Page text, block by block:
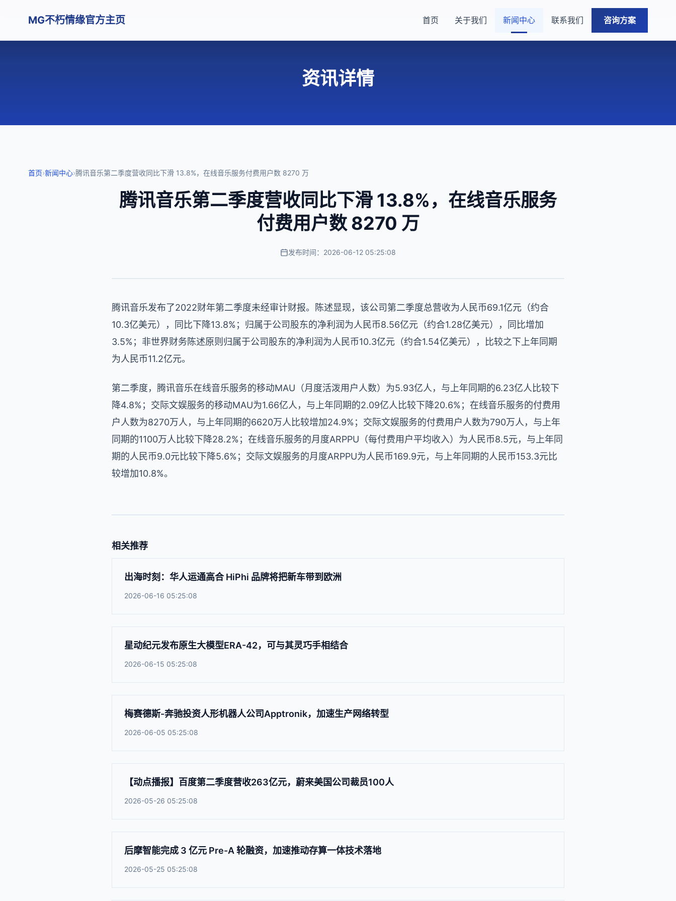
MG不朽情缘官方主页 首页 关于我们 新闻中心 联系我们 咨询方案
资讯详情
首页›新闻中心›腾讯音乐第二季度营收同比下滑 13.8%，在线音乐服务付费用户数 8270 万
腾讯音乐第二季度营收同比下滑 13.8%，在线音乐服务
付费用户数 8270 万
发布时间：2026-06-12 05:25:08
腾讯音乐发布了2022财年第二季度未经审计财报。陈述显现，该公司第二季度总营收为人民币69.1亿元（约合
10.3亿美元），同比下降13.8%；归属于公司股东的净利润为人民币8.56亿元（约合1.28亿美元），同比增加
3.5%；非世界财务陈述原则归属于公司股东的净利润为人民币10.3亿元（约合1.54亿美元），比较之下上年同期
为人民币11.2亿元。
第二季度，腾讯音乐在线音乐服务的移动MAU（月度活泼用户人数）为5.93亿人，与上年同期的6.23亿人比较下
降4.8%；交际文娱服务的移动MAU为1.66亿人，与上年同期的2.09亿人比较下降20.6%；在线音乐服务的付费用
户人数为8270万人，与上年同期的6620万人比较增加24.9%；交际文娱服务的付费用户人数为790万人，与上年
同期的1100万人比较下降28.2%；在线音乐服务的月度ARPPU（每付费用户平均收入）为人民币8.5元，与上年同
期的人民币9.0元比较下降5.6%；交际文娱服务的月度ARPPU为人民币169.9元，与上年同期的人民币153.3元比
较增加10.8%。
相关推荐
出海时刻：华人运通高合 HiPhi 品牌将把新车带到欧洲
2026-06-16 05:25:08
星动纪元发布原生大模型ERA-42，可与其灵巧手相结合
2026-06-15 05:25:08
梅赛德斯-奔驰投资人形机器人公司Apptronik，加速生产网络转型
2026-06-05 05:25:08
【动点播报】百度第二季度营收263亿元，蔚来美国公司裁员100人
2026-05-26 05:25:08
后摩智能完成 3 亿元 Pre-A 轮融资，加速推动存算一体技术落地
2026-05-25 05:25:08